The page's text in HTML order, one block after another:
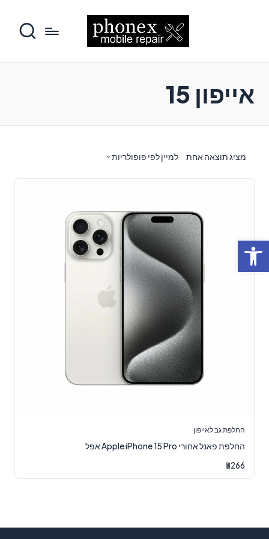
פתח סרגל נגישות
אייפון 15
מציג תוצאה אחת למיין לפי פופולריות
החלפת גב לאייפון
‏החלפת פאנל אחורי Apple iPhone 15 Pro אפל
₪266